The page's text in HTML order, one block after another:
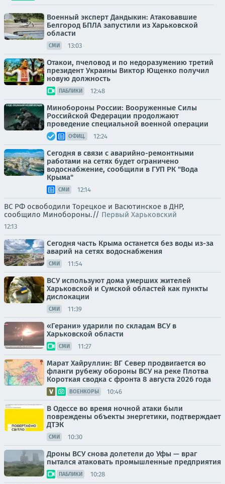
Военный эксперт Дандыкин: Атаковавшие
Белгород БПЛА запустили из Харьковской
области
СМИ 13:03
Отакои, пчеловод и по недоразумению третий
президент Украины Виктор Ющенко получил
новую должность
ПАБЛИКИ 12:48
Минобороны России: Вооруженные Силы
Российской Федерации продолжают
проведение специальной военной операции
ОФИЦ. 12:24
Сегодня в связи с аварийно-ремонтными
работами на сетях будет ограничено
водоснабжение, сообщили в ГУП РК "Вода
Крыма"
СМИ 12:14
ВС РФ освободили Торецкое и Васютинское в ДНР,
сообщило Минобороны.// Первый Харьковский
12:13
Сегодня часть Крыма останется без воды из-за
аварий на сетях водоснабжения
СМИ 11:54
ВСУ используют дома умерших жителей
Харьковской и Сумской областей как пункты
дислокации
СМИ 11:39
«Герани» ударили по складам ВСУ в
Харьковской области
СМИ 11:27
Марат Хайруллин: ВГ Север продвигается во
фланги рубежу обороны ВСУ на реке Плотва
Короткая сводка с фронта 8 августа 2026 года
ВОЕНКОРЫ 10:46
В Одессе во время ночной атаки были
повреждены объекты энергетики, подтверждает
ДТЭК
СМИ 10:30
Дроны ВСУ снова долетели до Уфы — враг
пытался атаковать промышленные предприятия
ПАБЛИКИ 10:28